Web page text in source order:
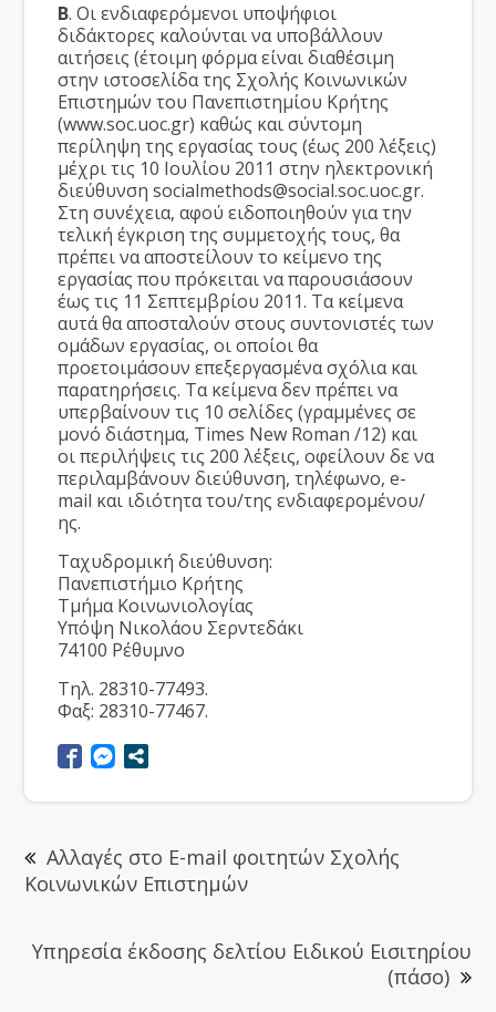
Β. Οι ενδιαφερόμενοι υποψήφιοι
διδάκτορες καλούνται να υποβάλλουν
αιτήσεις (έτοιμη φόρμα είναι διαθέσιμη
στην ιστοσελίδα της Σχολής Κοινωνικών
Επιστημών του Πανεπιστημίου Κρήτης
(www.soc.uoc.gr) καθώς και σύντομη
περίληψη της εργασίας τους (έως 200 λέξεις)
μέχρι τις 10 Ιουλίου 2011 στην ηλεκτρονική
διεύθυνση socialmethods@social.soc.uoc.gr.
Στη συνέχεια, αφού ειδοποιηθούν για την
τελική έγκριση της συμμετοχής τους, θα
πρέπει να αποστείλουν το κείμενο της
εργασίας που πρόκειται να παρουσιάσουν
έως τις 11 Σεπτεμβρίου 2011. Τα κείμενα
αυτά θα αποσταλούν στους συντονιστές των
ομάδων εργασίας, οι οποίοι θα
προετοιμάσουν επεξεργασμένα σχόλια και
παρατηρήσεις. Τα κείμενα δεν πρέπει να
υπερβαίνουν τις 10 σελίδες (γραμμένες σε
μονό διάστημα, Times New Roman /12) και
οι περιλήψεις τις 200 λέξεις, οφείλουν δε να
περιλαμβάνουν διεύθυνση, τηλέφωνο, e-
mail και ιδιότητα του/της ενδιαφερομένου/
ης.
Ταχυδρομική διεύθυνση:
Πανεπιστήμιο Κρήτης
Τμήμα Κοινωνιολογίας
Υπόψη Νικολάου Σερντεδάκι
74100 Ρέθυμνο
Τηλ. 28310-77493.
Φαξ: 28310-77467.
Αλλαγές στο E-mail φοιτητών Σχολής
Κοινωνικών Επιστημών
Υπηρεσία έκδοσης δελτίου Ειδικού Εισιτηρίου
(πάσο)